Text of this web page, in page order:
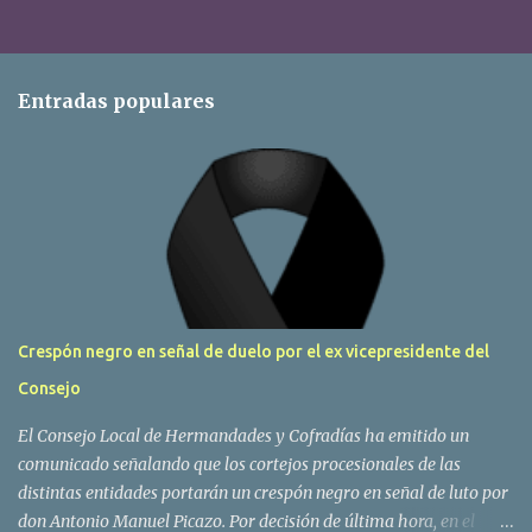
Entradas populares
Crespón negro en señal de duelo por el ex vicepresidente del
Consejo
El Consejo Local de Hermandades y Cofradías ha emitido un
comunicado señalando que los cortejos procesionales de las
distintas entidades portarán un crespón negro en señal de luto por
don Antonio Manuel Picazo. Por decisión de última hora, en el